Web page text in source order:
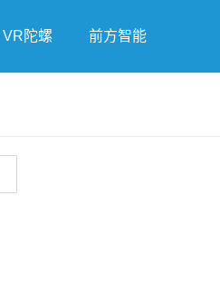
VR陀螺 前方智能